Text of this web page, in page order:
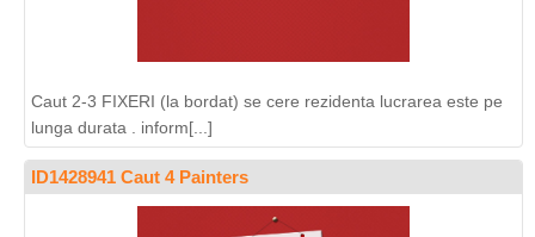
Caut 2-3 FIXERI (la bordat) se cere rezidenta lucrarea este pe
lunga durata . inform[...]
ID1428941 Caut 4 Painters